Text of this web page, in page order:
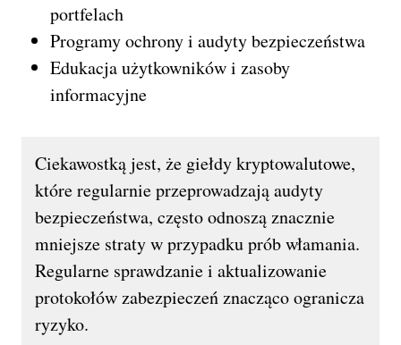
portfelach
Programy ochrony i audyty bezpieczeństwa
Edukacja użytkowników i zasoby
informacyjne
Ciekawostką jest, że giełdy kryptowalutowe,
które regularnie przeprowadzają audyty
bezpieczeństwa, często odnoszą znacznie
mniejsze straty w przypadku prób włamania.
Regularne sprawdzanie i aktualizowanie
protokołów zabezpieczeń znacząco ogranicza
ryzyko.